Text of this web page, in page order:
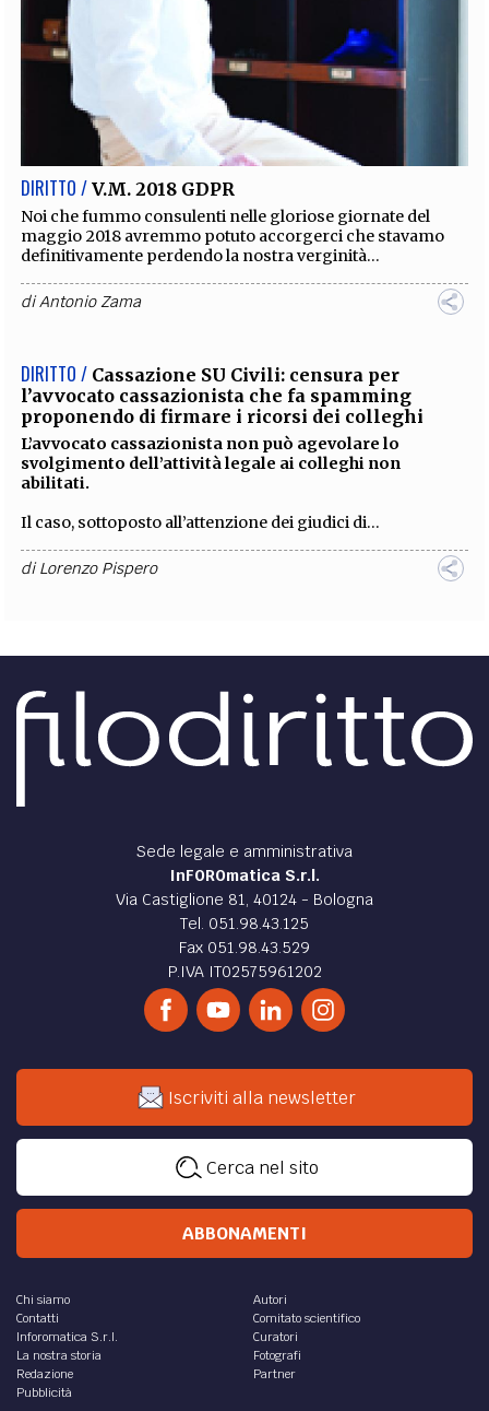
DIRITTO / V.M. 2018 GDPR
Noi che fummo consulenti nelle gloriose giornate del
maggio 2018 avremmo potuto accorgerci che stavamo
definitivamente perdendo la nostra verginità...
diAntonio Zama
DIRITTO / Cassazione SU Civili: censura per
l’avvocato cassazionista che fa spamming
proponendo di firmare i ricorsi dei colleghi
L’avvocato cassazionista non può agevolare lo
svolgimento dell’attività legale ai colleghi non
abilitati.
Il caso, sottoposto all’attenzione dei giudici di...
diLorenzo Pispero
Sede legale e amministrativa
InFOROmatica S.r.l.
Via Castiglione 81, 40124 - Bologna
Tel. 051.98.43.125
Fax 051.98.43.529
P.IVA IT02575961202
Iscriviti alla newsletter
Cerca nel sito
ABBONAMENTI
Chi siamo
Contatti
Inforomatica S.r.l.
La nostra storia
Redazione
Pubblicità
Autori
Comitato scientifico
Curatori
Fotografi
Partner